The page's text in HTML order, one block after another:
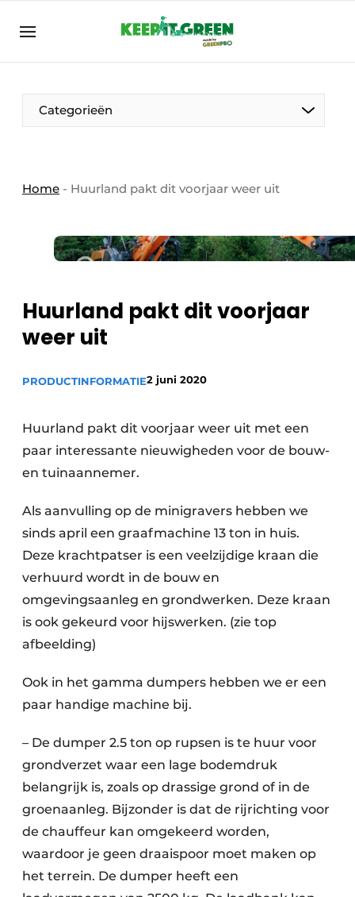
NL ENG FR
Categorieën
Home - Huurland pakt dit voorjaar weer uit
Huurland pakt dit voorjaar
weer uit
PRODUCTINFORMATIE2 juni 2020
Huurland pakt dit voorjaar weer uit met een
paar interessante nieuwigheden voor de bouw-
en tuinaannemer.
Als aanvulling op de minigravers hebben we
sinds april een graafmachine 13 ton in huis.
Deze krachtpatser is een veelzijdige kraan die
verhuurd wordt in de bouw en
omgevingsaanleg en grondwerken. Deze kraan
is ook gekeurd voor hijswerken. (zie top
afbeelding)
Ook in het gamma dumpers hebben we er een
paar handige machine bij.
– De dumper 2.5 ton op rupsen is te huur voor
grondverzet waar een lage bodemdruk
belangrijk is, zoals op drassige grond of in de
groenaanleg. Bijzonder is dat de rijrichting voor
de chauffeur kan omgekeerd worden,
waardoor je geen draaispoor moet maken op
het terrein. De dumper heeft een